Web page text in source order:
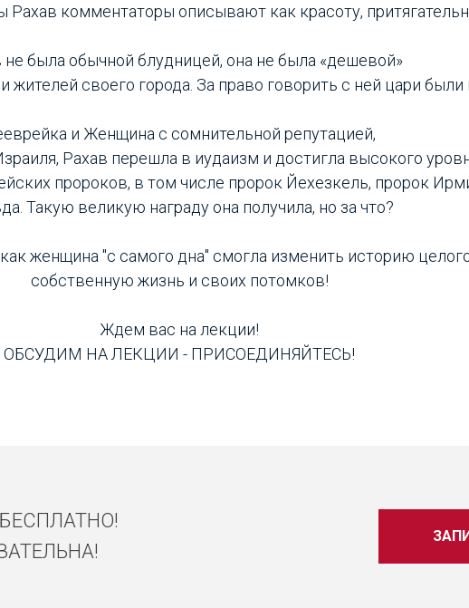
Рахав комментаторы описывают как красоту,
не была обычной блудницей, она не была «дешевой»
жителей своего города. За право говорить с ней цари были
и Женщина с сомнительной репутацией,
Рахав перешла в иудаизм и достигла высокого
пророков, в том числе пророк Йехезкель, пророк
Такую великую награду она получила, но за что?
женщина "с самого дна" смогла изменить историю
собственную жизнь и своих потомков!
Ждем вас на лекции!
ОБСУДИМ НА ЛЕКЦИИ - ПРИСОЕДИНЯЙТЕСЬ!
БЕСПЛАТНО!